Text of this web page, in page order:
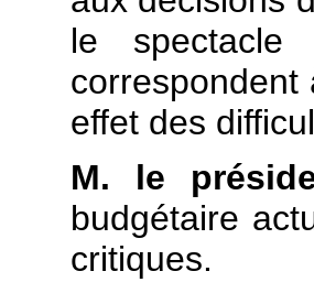
le
effet des
M. le
budgétaire
critiques.